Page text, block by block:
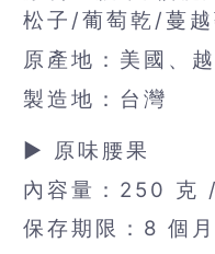
松子/葡萄乾/蔓越
原產地：美國、
製造地：台灣
▶ 原味腰果
內容量：250 克
保存期限：8 個月